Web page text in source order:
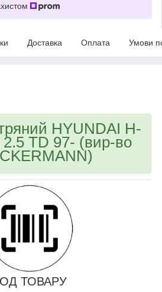
Доставка Оплата Умови
HYUNDAI H-
2.5 TD 97- (вир-во
ТОВАРУ